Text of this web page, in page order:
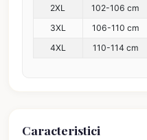
2XL 102-106 cm
3XL
106-110 cm
4XL
110-114 cm
Caracteristici